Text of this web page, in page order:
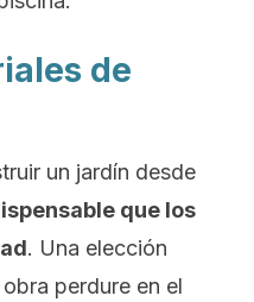
de
un jardín desde
que los
. Una elección
perdure en el